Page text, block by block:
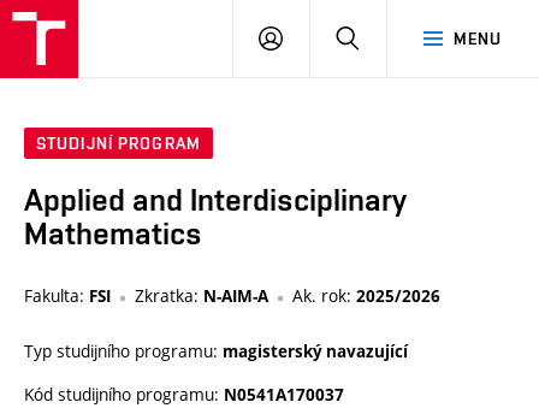
MENU
PŘIHLÁSIT
STUDIJNÍ PROGRAM
Applied and Interdisciplinary
Mathematics
Fakulta: FSI Zkratka: N-AIM-A Ak. rok: 2025/2026
Typ studijního programu: magisterský navazující
Kód studijního programu: N0541A170037